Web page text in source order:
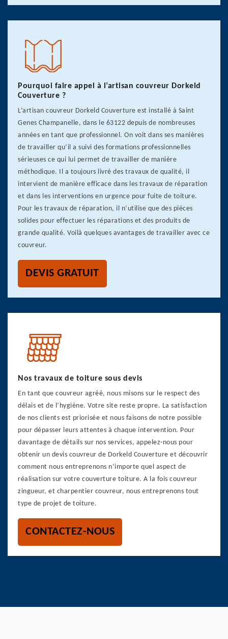
Pourquoi faire appel à l’artisan couvreur Dorkeld
Couverture ?
L’artisan couvreur Dorkeld Couverture est installé à Saint
Genes Champanelle, dans le 63122 depuis de nombreuses
années en tant que professionnel. On voit dans ses manières
de travailler qu’il a suivi des formations professionnelles
sérieuses ce qui lui permet de travailler de manière
méthodique. Il a toujours livré des travaux de qualité, il
intervient de manière efficace dans les travaux de réparation
et dans les interventions en urgence pour fuite de toiture.
Pour les travaux de réparation, il n’utilise que des pièces
solides pour effectuer les réparations et des produits de
grande qualité. Voilà quelques avantages de travailler avec ce
couvreur.
DEVIS GRATUIT
Nos travaux de toiture sous devis
En tant que couvreur agréé, nous misons sur le respect des
délais et de l’hygiène. Votre site reste propre. La satisfaction
de nos clients est priorisée et nous faisons de notre possible
pour dépasser leurs attentes à chaque intervention. Pour
davantage de détails sur nos services, appelez-nous pour
obtenir un devis couvreur de Dorkeld Couverture et découvrir
comment nous entreprenons n’importe quel aspect de
réalisation sur votre couverture toiture. A la fois couvreur
zingueur, et charpentier couvreur, nous entreprenons tout
type de projet de toiture.
CONTACTEZ-NOUS